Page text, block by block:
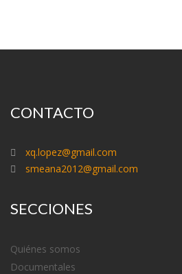
CONTACTO
xq.lopez@gmail.com
smeana2012@gmail.com
SECCIONES
Quiénes somos
Documentales